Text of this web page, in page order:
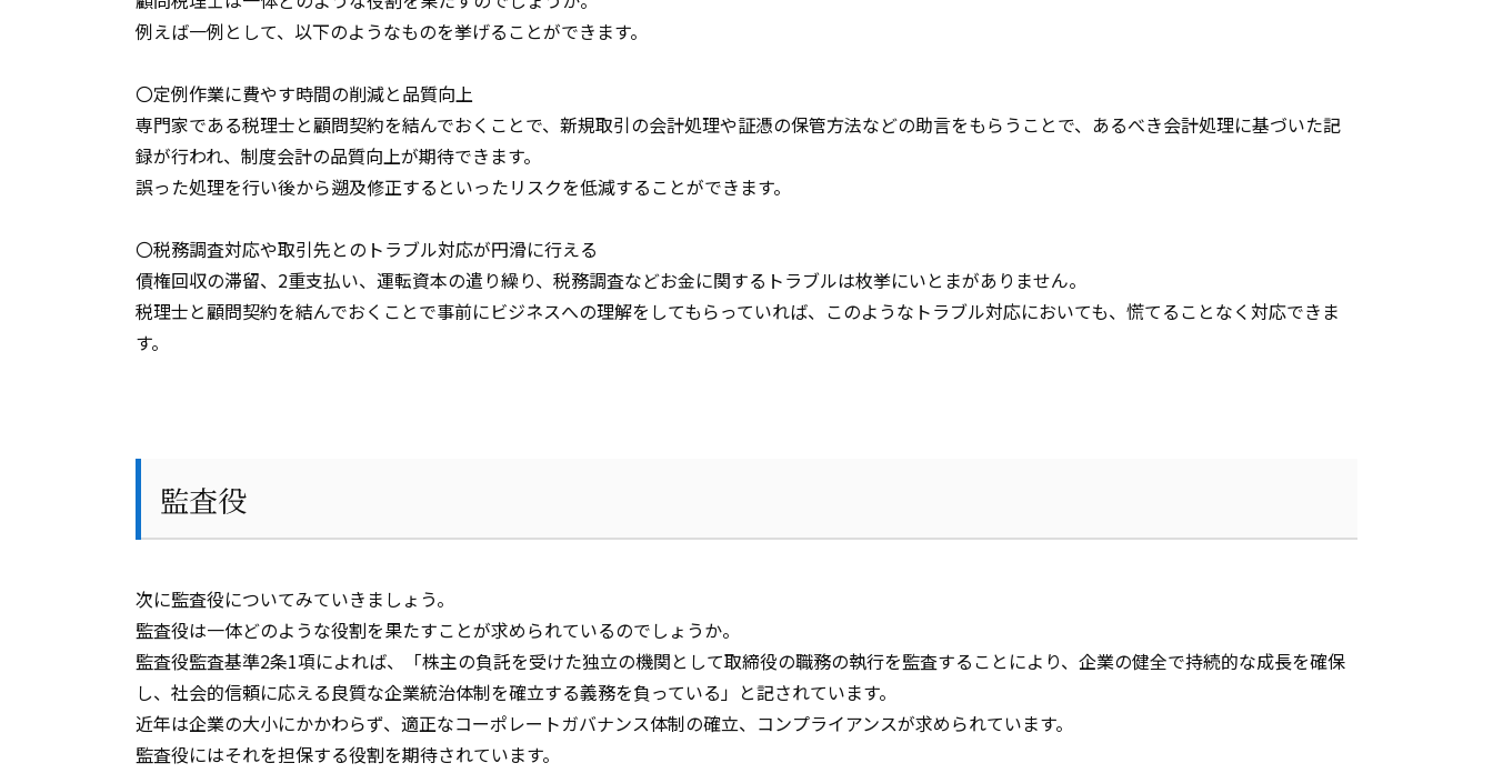
例えば一例として、以下のようなものを挙げることができます。
〇定例作業に費やす時間の削減と品質向上
専門家である税理士と顧問契約を結んでおくことで、新規取引の会計処理や証憑の保管方法などの助言をもらうことで、あるべき会計処理に基づいた記
録が行われ、制度会計の品質向上が期待できます。
誤った処理を行い後から遡及修正するといったリスクを低減することができます。
〇税務調査対応や取引先とのトラブル対応が円滑に行える
債権回収の滞留、 2重支払い、運転資本の遣り繰り、税務調査などお金に関するトラブルは枚挙にいとまがありません。
税理士と顧問契約を結んでおくことで事前にビジネスへの理解をしてもらっていれば、このようなトラブル対応においても、慌てることなく対応できま
す。
監査役
次に監査役についてみていきましょう。
監査役は一体どのような役割を果たすことが求められているのでしょうか。
監査役監査基準2条1項によれば、「株主の負託を受けた独立の機関として取締役の職務の執行を監査することにより、企業の健全で持続的な成長を確保
し、社会的信頼に応える良質な企業統治体制を確立する義務を負っている」と記されています。
近年は企業の大小にかかわらず、適正なコーポレートガバナンス体制の確立、コンプライアンスが求められています。
監査役にはそれを担保する役割を期待されています。